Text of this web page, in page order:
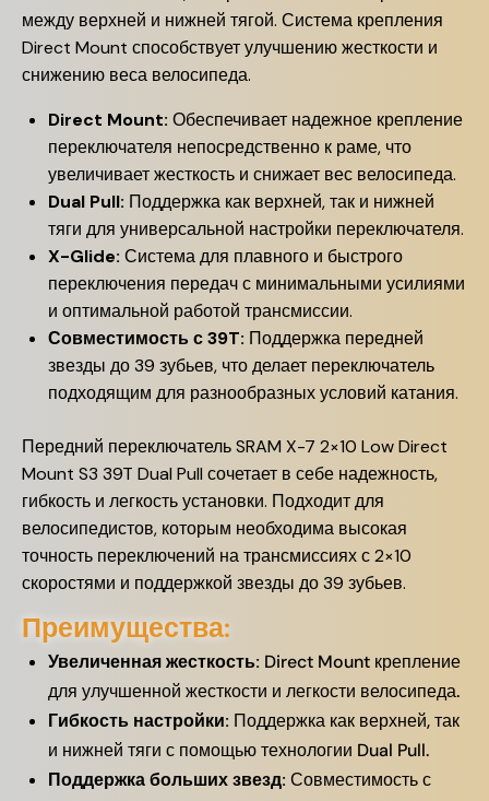
между верхней и нижней тягой. Система крепления
Direct Mount способствует улучшению жесткости и
снижению веса велосипеда.
Direct Mount: Обеспечивает надежное крепление
переключателя непосредственно к раме, что
увеличивает жесткость и снижает вес велосипеда.
Dual Pull: Поддержка как верхней, так и нижней
тяги для универсальной настройки переключателя.
X-Glide: Система для плавного и быстрого
переключения передач с минимальными усилиями
и оптимальной работой трансмиссии.
Совместимость с 39T: Поддержка передней
звезды до 39 зубьев, что делает переключатель
подходящим для разнообразных условий катания.
Передний переключатель SRAM X-7 2×10 Low Direct
Mount S3 39T Dual Pull сочетает в себе надежность,
гибкость и легкость установки. Подходит для
велосипедистов, которым необходима высокая
точность переключений на трансмиссиях с 2×10
скоростями и поддержкой звезды до 39 зубьев.
Преимущества:
Увеличенная жесткость: Direct Mount крепление
для улучшенной жесткости и легкости велосипеда.
Гибкость настройки: Поддержка как верхней, так
и нижней тяги с помощью технологии Dual Pull.
Поддержка больших звезд: Совместимость с